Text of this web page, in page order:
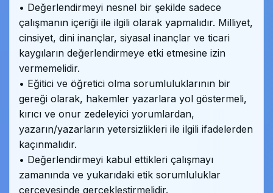
• Değerlendirmeyi nesnel bir şekilde sadece
çalışmanın içeriği ile ilgili olarak yapmalıdır. Milliyet,
cinsiyet, dini inançlar, siyasal inançlar ve ticari
kaygıların değerlendirmeye etki etmesine izin
vermemelidir.
• Eğitici ve öğretici olma sorumluluklarının bir
gereği olarak, hakemler yazarlara yol göstermeli,
kırıcı ve onur zedeleyici yorumlardan,
yazarın/yazarların yetersizlikleri ile ilgili ifadelerden
kaçınmalıdır.
• Değerlendirmeyi kabul ettikleri çalışmayı
zamanında ve yukarıdaki etik sorumluluklar
çerçevesinde gerçekleştirmelidir.